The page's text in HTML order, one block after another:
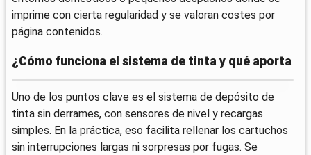
imprime con cierta regularidad y se valoran costes por
página contenidos.
¿Cómo funciona el sistema de tinta y qué aporta
Uno de los puntos clave es el sistema de depósito de
tinta sin derrames, con sensores de nivel y recargas
simples. En la práctica, eso facilita rellenar los cartuchos
sin interrupciones largas ni sorpresas por fugas. Se